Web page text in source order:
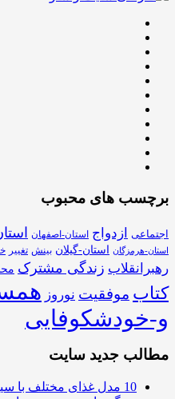
برچسب های محبوب
اجتماعی ازدواج استان-اصفهان
استان-هرمزگان استان-گیلان بینش تغییر
رهبرانقلاب زندگی مشترک
کتاب موفقیت نوروز
و-خودشکوفایی
مطالب جدید سایت
10 مدل غذای مختلف با سیب زمینی